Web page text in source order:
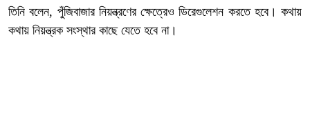
তিনি বলেন, পুঁজিবাজার নিয়ন্ত্রণের ক্ষেত্রেও ডিরেগুলেশন করতে হবে। কথায়
কথায় নিয়ন্ত্রক সংস্থার কাছে যেতে হবে না।